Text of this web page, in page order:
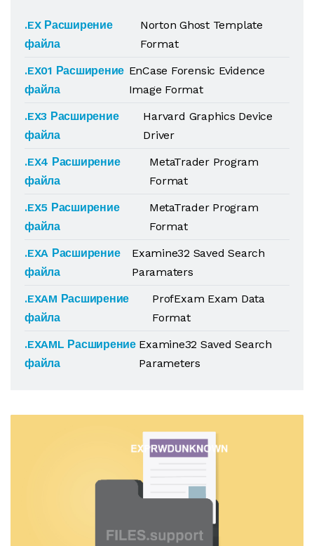
.EX Расширение
файла
Norton Ghost Template
Format
.EX01 Расширение
файла
EnCase Forensic Evidence
Image Format
.EX3 Расширение
файла
Harvard Graphics Device
Driver
.EX4 Расширение
файла
MetaTrader Program
Format
.EX5 Расширение
файла
MetaTrader Program
Format
.EXA Расширение
файла
Examine32 Saved Search
Paramaters
.EXAM Расширение
файла
ProfExam Exam Data
Format
.EXAML Расширение
файла
Examine32 Saved Search
Parameters